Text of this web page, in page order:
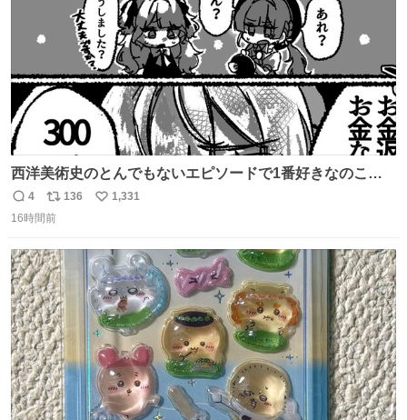
西洋美術史のとんでもないエピソードで1番好きなのこれ
モネのエピソード大体面白い #絵がみの美術史創作
返
信
4
リ
ポ
ト
数
136
い
数
1,331
16時間前